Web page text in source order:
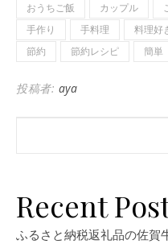
おうちご飯 カップル
手作り
手料理 料理好
節約
節約レシピ 簡単
投稿者: aya
Recent
ふるさと納税返礼品の佐賀